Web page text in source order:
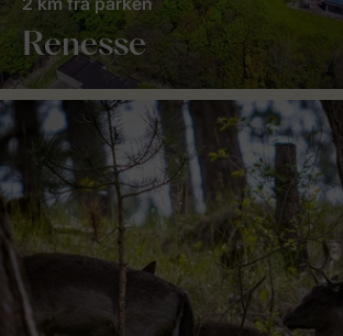
Renesse